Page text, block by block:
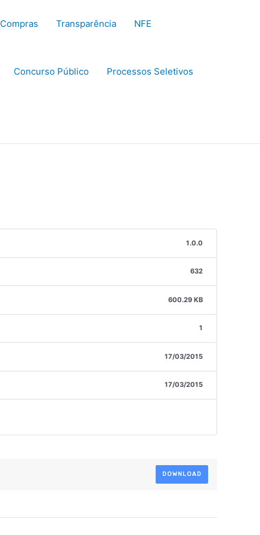
Compras Transparência NFE
Concurso Público Processos Seletivos
1.0.0
632
600.29 KB
1
17/03/2015
17/03/2015
DOWNLOAD